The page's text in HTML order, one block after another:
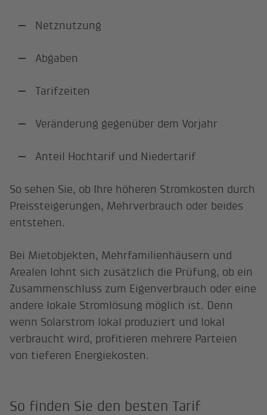
Netznutzung
Abgaben
Tarifzeiten
Veränderung gegenüber dem Vorjahr
Anteil Hochtarif und Niedertarif
So sehen Sie, ob Ihre höheren Stromkosten durch
Preissteigerungen, Mehrverbrauch oder beides
entstehen.
Bei Mietobjekten, Mehrfamilienhäusern und
Arealen lohnt sich zusätzlich die Prüfung, ob ein
Zusammenschluss zum Eigenverbrauch oder eine
andere lokale Stromlösung möglich ist. Denn
wenn Solarstrom lokal produziert und lokal
verbraucht wird, profitieren mehrere Parteien
von tieferen Energiekosten.
So finden Sie den besten Tarif